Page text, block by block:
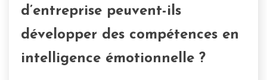
d’entreprise peuvent-ils
développer des compétences en
intelligence émotionnelle ?